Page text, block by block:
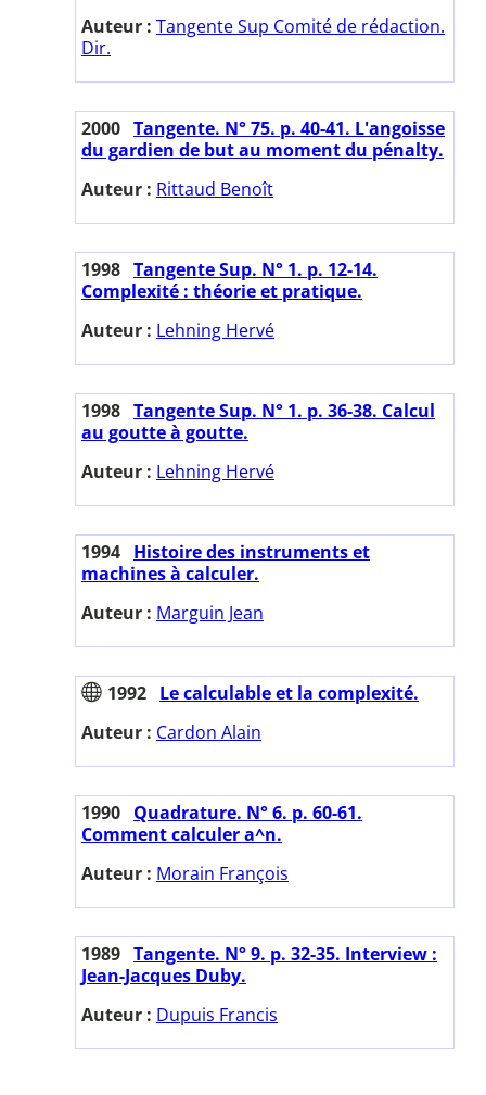
Auteur : Tangente Sup Comité de rédaction.
Dir.
2000 Tangente. N° 75. p. 40-41. L'angoisse
du gardien de but au moment du pénalty.
Auteur : Rittaud Benoît
1998 Tangente Sup. N° 1. p. 12-14.
Complexité : théorie et pratique.
Auteur : Lehning Hervé
1998 Tangente Sup. N° 1. p. 36-38. Calcul
au goutte à goutte.
Auteur : Lehning Hervé
1994 Histoire des instruments et
machines à calculer.
Auteur : Marguin Jean
1992 Le calculable et la complexité.
Auteur : Cardon Alain
1990 Quadrature. N° 6. p. 60-61.
Comment calculer a^n.
Auteur : Morain François
1989 Tangente. N° 9. p. 32-35. Interview :
Jean-Jacques Duby.
Auteur : Dupuis Francis